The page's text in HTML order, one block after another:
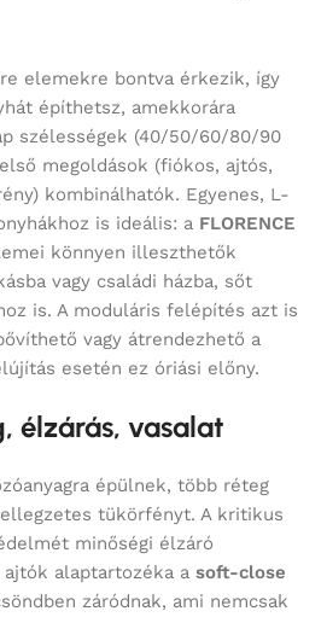
elemekre bontva érkezik, így
építhetsz, amekkorára
szélességek (40/50/60/80/90
megoldások (fiókos, ajtós,
kombinálhatók. Egyenes, L-
is ideális: a FLORENCE
könnyen illeszthetők
vagy családi házba, sőt
is. A moduláris felépítés azt is
vagy átrendezhető a
esetén ez óriási előny.
élzárás, vasalat
épülnek, több réteg
tükörfényt. A kritikus
minőségi élzáró
alaptartozéka a soft-close
záródnak, ami nemcsak